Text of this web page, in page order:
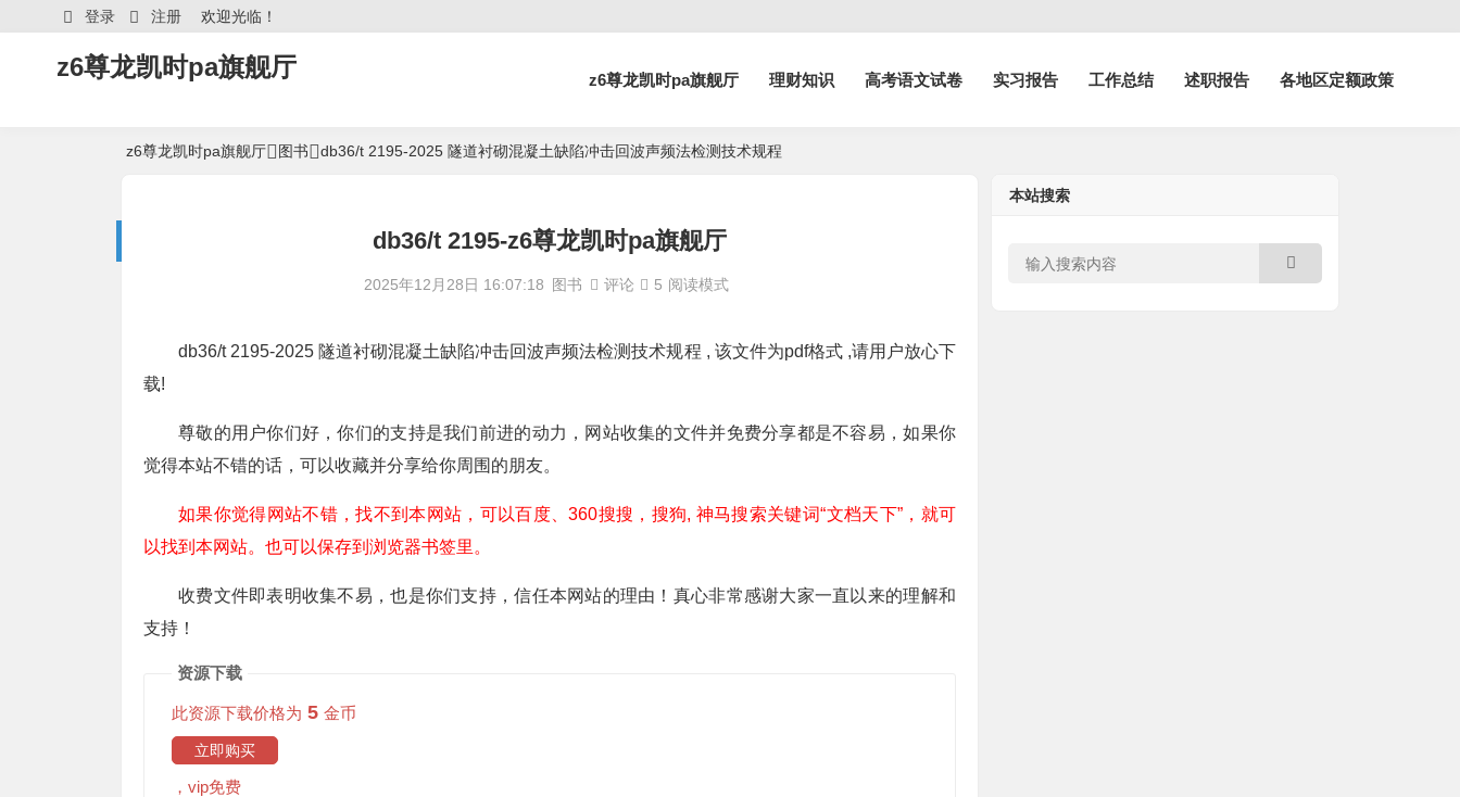
欢迎光临！
登录 注册
z6尊龙凯时pa旗舰厅 z6尊龙凯时pa旗舰厅 理财知识 高考语文试卷 实习报告 工作总结 述职报告 各地区定额政策
z6尊龙凯时pa旗舰厅 图书 db36/t 2195-2025 隧道衬砌混凝土缺陷冲击回波声频法检测技术规程
db36/t 2195-z6尊龙凯时pa旗舰厅
2025年12月28日 16:07:18 图书 评论 5 阅读模式
db36/t 2195-2025 隧道衬砌混凝土缺陷冲击回波声频法检测技术规程 , 该文件为pdf格式 ,请用户放心下
载!
尊敬的用户你们好，你们的支持是我们前进的动力，网站收集的文件并免费分享都是不容易，如果你
觉得本站不错的话，可以收藏并分享给你周围的朋友。
如果你觉得网站不错，找不到本网站，可以百度、360搜搜，搜狗, 神马搜索关键词“文档天下”，就可
以找到本网站。也可以保存到浏览器书签里。
收费文件即表明收集不易，也是你们支持，信任本网站的理由！真心非常感谢大家一直以来的理解和
支持！
资源下载
此资源下载价格为 5 金币
立即购买
，vip免费
本站搜索